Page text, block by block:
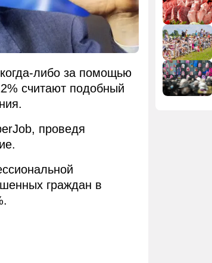
либо за помощью
считают подобный
проведя
граждан в